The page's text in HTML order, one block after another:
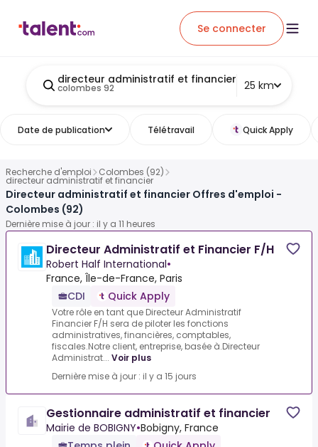
Se connecter
directeur administratif et financier
colombes 92 25 km
Date de publication Télétravail Quick Apply
Recherche d'emploi Colombes (92)
directeur administratif et financier
Directeur administratif et financier Offres d'emploi -
Colombes (92)
Dernière mise à jour : il y a 11 heures
Directeur Administratif et Financier F/H
Robert Half International•
France, Île-de-France, Paris
CDI
Quick Apply
Votre rôle en tant que Directeur Administratif
Financier F/H sera de piloter les fonctions
administratives, financières, comptables,
fiscales.Notre client, entreprise, basée à.Directeur
Administrat... Voir plus
Dernière mise à jour : il y a 15 jours
Gestionnaire administratif et financier
Mairie de BOBIGNY•Bobigny, France